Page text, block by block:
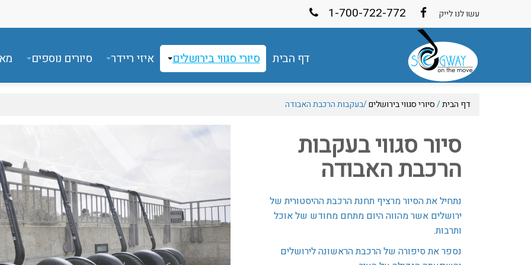
עשו לנו לייק 1-700-722-772
דף הבית סיורי סגווי בירושלים איזי ריידר סיורים נוספים
דף הבית/סיורי סגווי בירושלים/בעקבות הרכבת האבודה
סיור סגווי בעקבות
הרכבת האבודה
נתחיל את הסיור מרציף תחנת הרכבת ההיסטורית של
ירושלים אשר מהווה היום מתחם מחודש של אוכל
ותרבות.
נספר את סיפורה של הרכבת הראשונה לירושלים